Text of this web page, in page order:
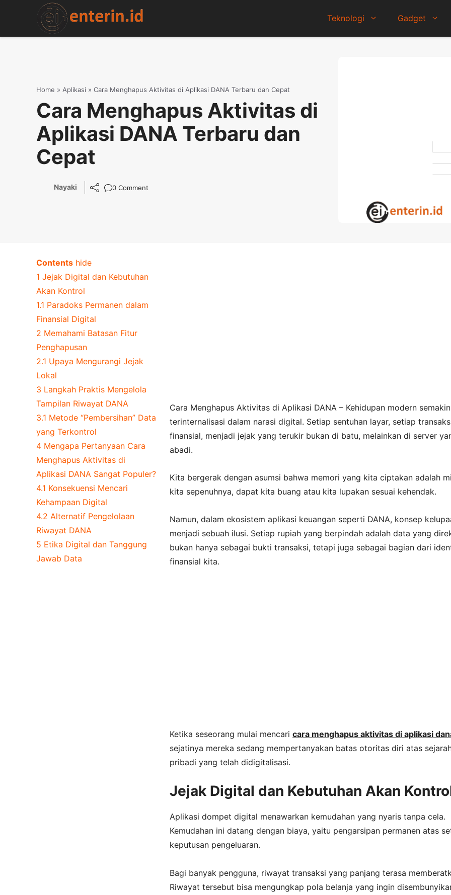
content
Teknologi Gadget
Home » Aplikasi » Cara Menghapus Aktivitas di Aplikasi DANA Terbaru dan Cepat
Cara Menghapus Aktivitas di
Aplikasi DANA Terbaru dan
Cepat
Nayaki 0 Comment
Cara Menghapus Aktivitas di Aplikasi DANA – Kehidupan modern semakin
terinternalisasi dalam narasi digital. Setiap sentuhan layar, setiap
finansial, menjadi jejak yang terukir bukan di batu, melainkan di server
abadi.
Kita bergerak dengan asumsi bahwa memori yang kita ciptakan adalah
kita sepenuhnya, dapat kita buang atau kita lupakan sesuai kehendak.
Namun, dalam ekosistem aplikasi keuangan seperti DANA, konsep
menjadi sebuah ilusi. Setiap rupiah yang berpindah adalah data yang
bukan hanya sebagai bukti transaksi, tetapi juga sebagai bagian dari
finansial kita.
Ketika seseorang mulai mencari cara menghapus aktivitas di aplikasi
sejatinya mereka sedang mempertanyakan batas otoritas diri atas
pribadi yang telah didigitalisasi.
Jejak Digital dan Kebutuhan Akan
Aplikasi dompet digital menawarkan kemudahan yang nyaris tanpa cela.
Kemudahan ini datang dengan biaya, yaitu pengarsipan permanen atas
keputusan pengeluaran.
Bagi banyak pengguna, riwayat transaksi yang panjang terasa
Riwayat tersebut bisa mengungkap pola belanja yang ingin
Contents hide
1 Jejak Digital dan Kebutuhan
Akan Kontrol
1.1 Paradoks Permanen dalam
Finansial Digital
2 Memahami Batasan Fitur
Penghapusan
2.1 Upaya Mengurangi Jejak
Lokal
3 Langkah Praktis Mengelola
Tampilan Riwayat DANA
3.1 Metode “Pembersihan” Data
yang Terkontrol
4 Mengapa Pertanyaan Cara
Menghapus Aktivitas di
Aplikasi DANA Sangat Populer?
4.1 Konsekuensi Mencari
Kehampaan Digital
4.2 Alternatif Pengelolaan
Riwayat DANA
5 Etika Digital dan Tanggung
Jawab Data